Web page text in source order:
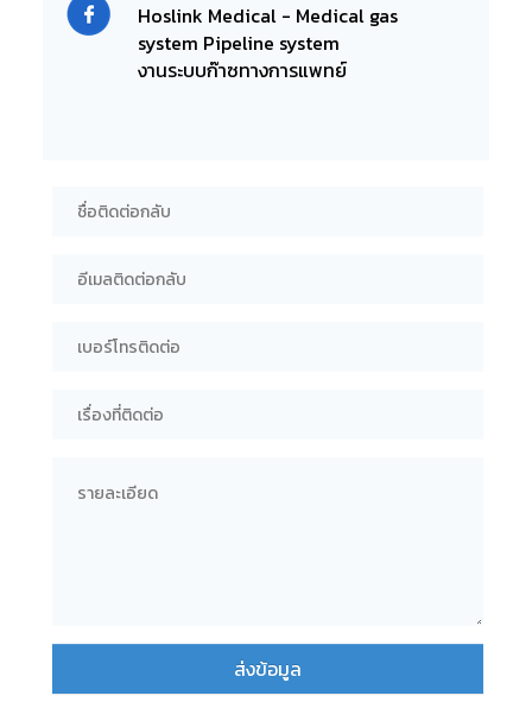
Hoslink Medical - Medical gas
system Pipeline system
งานระบบก๊าซทางการแพทย์
ส่งข้อมูล